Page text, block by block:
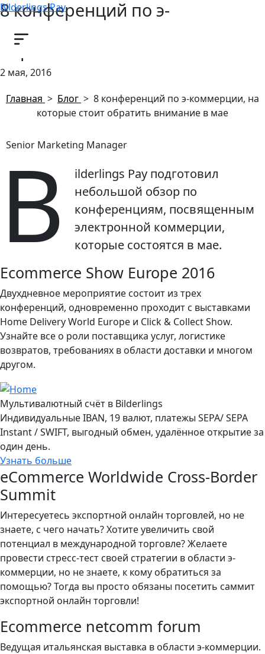
Bilderlings Pay
8 конференций по э-
коммерции, на которые стоит
обратить внимание в мае
2 мая, 2016
Главная > Блог > 8 конференций по э-коммерции, на
которые стоит обратить внимание в мае
Senior Marketing Manager
B
ilderlings Pay подготовил
небольшой обзор по
конференциям, посвященным
электронной коммерции,
которые состоятся в мае.
Ecommerce Show Europe 2016
Двухдневное мероприятие состоит из трех
конференций, одновременно проходит с выставками
Home Delivery World Europe и Click & Collect Show.
Узнайте все о роли поставщика услуг, логистике
возвратов, требованиях в области доставки и многом
другом.
Мультивалютный счёт в Bilderlings
Индивидуальные IBAN, 19 валют, платежы SEPA/ SEPA
Instant / SWIFT, выгодный обмен, удалённое открытие за
один день.
Узнать больше
eCommerce Worldwide Cross-Border
Summit
Интересуетесь экспортной онлайн торговлей, но не
знаете, с чего начать? Хотите увеличить свой
потенциал в международной торговле? Желаете
провести стресс-тест своей стратегии в области э-
коммерции, но не знаете, к кому обратиться за
помощью? Тогда вы просто обязаны посетить саммит
экспортной онлайн торговли!
Ecommerce netcomm forum
Ведущая итальянская выставка в области э-коммерции.